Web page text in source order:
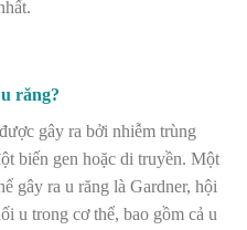
răng?
gây ra bởi nhiễm trùng
biến gen hoặc di truyền. Một
gây ra u răng là Gardner, hội
u trong cơ thể, bao gồm cả u